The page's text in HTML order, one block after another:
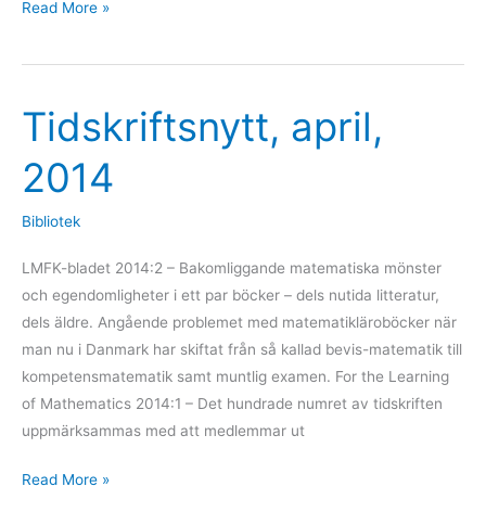
Read More »
Tidskriftsnytt, april,
2014
Bibliotek
LMFK-bladet 2014:2 – Bakomliggande matematiska mönster
och egendomligheter i ett par böcker – dels nutida litteratur,
dels äldre. Angående problemet med matematikläroböcker när
man nu i Danmark har skiftat från så kallad bevis-matematik till
kompetensmatematik samt muntlig examen. For the Learning
of Mathematics 2014:1 – Det hundrade numret av tidskriften
uppmärksammas med att medlemmar ut
Tidskriftsnytt,
april,
2014
Read More »